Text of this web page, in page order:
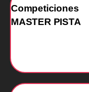
Competiciones
MASTER PISTA